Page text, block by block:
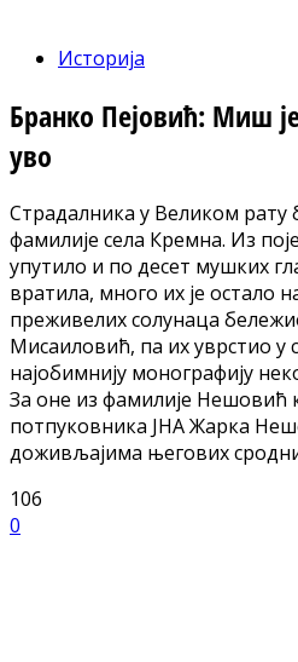
Историја
Бранко Пејовић: Миш
уво
Страдалника у Великом рату
фамилије села Кремна. Из
упутило и по десет мушких
вратила, много их је остало
преживелих солунаца
Мисаиловић, па их уврстио у
најобимнију монографију
За оне из фамилије Нешовић
потпуковника ЈНА Жарка
доживљајима његових
106
0